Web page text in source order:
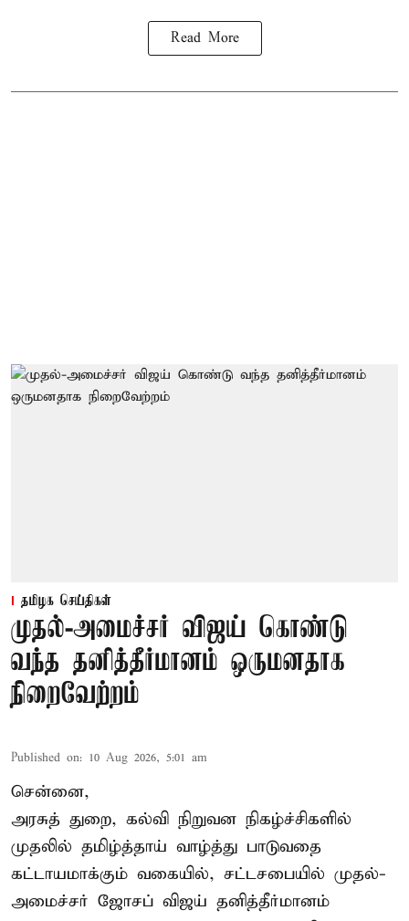
Read More
தமிழக செய்திகள்
முதல்-அமைச்சர் விஜய் கொண்டு
வந்த தனித்தீர்மானம் ஒருமனதாக
நிறைவேற்றம்
Published on: 10 Aug 2026, 5:01 am
சென்னை,
அரசுத் துறை, கல்வி நிறுவன நிகழ்ச்சிகளில்
முதலில் தமிழ்த்தாய் வாழ்த்து பாடுவதை
கட்டாயமாக்கும் வகையில், சட்டசபையில் முதல்-
அமைச்சர் ஜோசப் விஜய் தனித்தீர்மானம்